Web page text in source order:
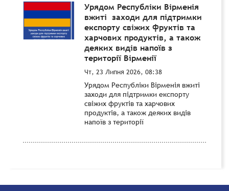
Урядом Республіки Вірменія
вжиті заходи для підтримки
експорту свіжих фруктів та
харчових продуктів, а також
деяких видів напоїв з
території Вірменії
Чт, 23 Липня 2026, 08:38
Урядом Республіки Вірменія вжиті
заходи для підтримки експорту
свіжих фруктів та харчових
продуктів, а також деяких видів
напоїв з території